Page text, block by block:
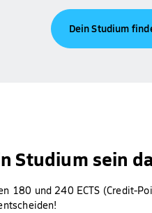
Dein Studium
Studium sein
180 und 240 ECTS (Credit-